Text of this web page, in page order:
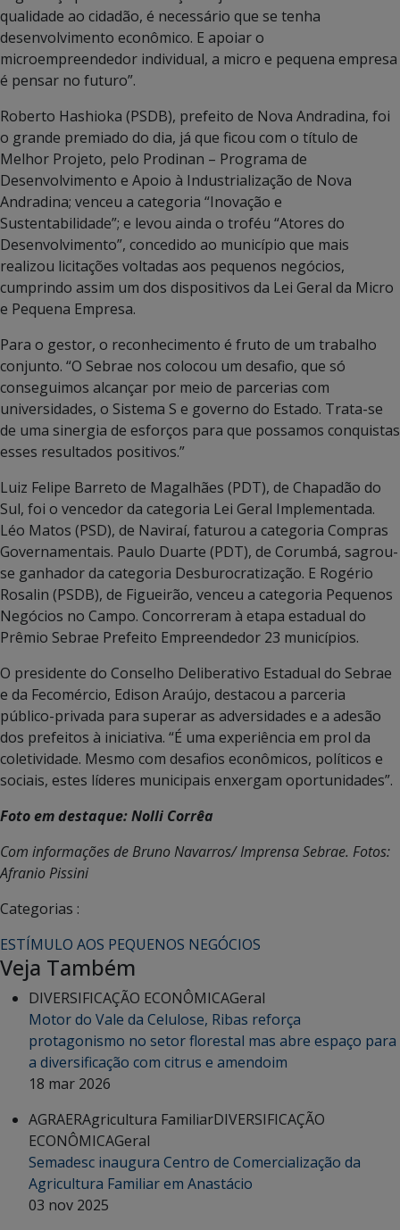
qualidade ao cidadão, é necessário que se tenha
desenvolvimento econômico. E apoiar o
microempreendedor individual, a micro e pequena empresa
é pensar no futuro”.
Roberto Hashioka (PSDB), prefeito de Nova Andradina, foi
o grande premiado do dia, já que ficou com o título de
Melhor Projeto, pelo Prodinan – Programa de
Desenvolvimento e Apoio à Industrialização de Nova
Andradina; venceu a categoria “Inovação e
Sustentabilidade”; e levou ainda o troféu “Atores do
Desenvolvimento”, concedido ao município que mais
realizou licitações voltadas aos pequenos negócios,
cumprindo assim um dos dispositivos da Lei Geral da Micro
e Pequena Empresa.
Para o gestor, o reconhecimento é fruto de um trabalho
conjunto. “O Sebrae nos colocou um desafio, que só
conseguimos alcançar por meio de parcerias com
universidades, o Sistema S e governo do Estado. Trata-se
de uma sinergia de esforços para que possamos conquistas
esses resultados positivos.”
Luiz Felipe Barreto de Magalhães (PDT), de Chapadão do
Sul, foi o vencedor da categoria Lei Geral Implementada.
Léo Matos (PSD), de Naviraí, faturou a categoria Compras
Governamentais. Paulo Duarte (PDT), de Corumbá, sagrou-
se ganhador da categoria Desburocratização. E Rogério
Rosalin (PSDB), de Figueirão, venceu a categoria Pequenos
Negócios no Campo. Concorreram à etapa estadual do
Prêmio Sebrae Prefeito Empreendedor 23 municípios.
O presidente do Conselho Deliberativo Estadual do Sebrae
e da Fecomércio, Edison Araújo, destacou a parceria
público-privada para superar as adversidades e a adesão
dos prefeitos à iniciativa. “É uma experiência em prol da
coletividade. Mesmo com desafios econômicos, políticos e
sociais, estes líderes municipais enxergam oportunidades”.
Foto em destaque: Nolli Corrêa
Com informações de Bruno Navarros/ Imprensa Sebrae. Fotos:
Afranio Pissini
Categorias :
ESTÍMULO AOS PEQUENOS NEGÓCIOS
Veja Também
DIVERSIFICAÇÃO ECONÔMICAGeral
Motor do Vale da Celulose, Ribas reforça
protagonismo no setor florestal mas abre espaço para
a diversificação com citrus e amendoim
18 mar 2026
AGRAERAgricultura FamiliarDIVERSIFICAÇÃO
ECONÔMICAGeral
Semadesc inaugura Centro de Comercialização da
Agricultura Familiar em Anastácio
03 nov 2025